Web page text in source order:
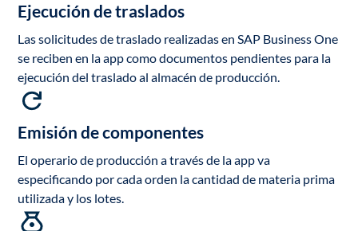
Ejecución de traslados
Las solicitudes de traslado realizadas en SAP Business One
se reciben en la app como documentos pendientes para la
ejecución del traslado al almacén de producción.
Emisión de componentes
El operario de producción a través de la app va
especificando por cada orden la cantidad de materia prima
utilizada y los lotes.